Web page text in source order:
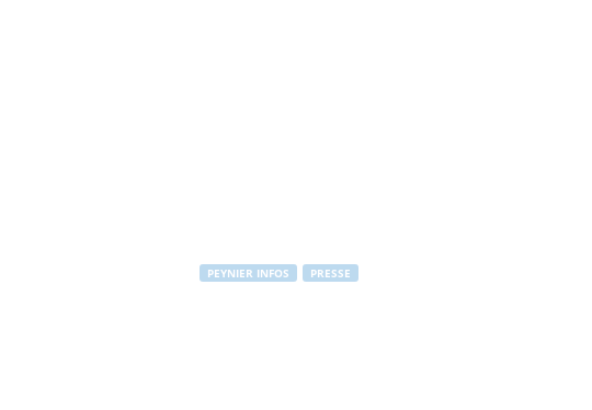
PEYNIER INFOS PRESSE